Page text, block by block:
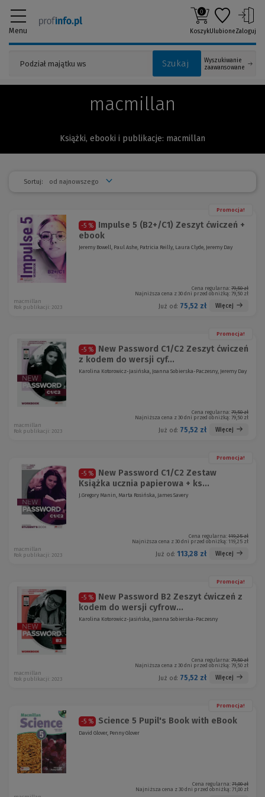
Menu
Szukaj
Wyszukiwanie
zaawansowane
0
KoszykUlubioneZaloguj
macmillan
Książki, ebooki i publikacje: macmillan
Sortuj:
Promocja!
-5 %
Impulse 5 (B2+/C1) Zeszyt ćwiczeń +
ebook
Jeremy Bowell, Paul Ashe, Patricia Reilly, Laura Clyde, Jeremy Day
Cena regularna: 79,50 zł
Najniższa cena z 30 dni przed obniżką: 79,50 zł
Już od: 75,52 zł Więcej
macmillan
Rok publikacji: 2023
Promocja!
-5 %
New Password C1/C2 Zeszyt ćwiczeń
z kodem do wersji cyf...
Karolina Kotorowicz-Jasińska, Joanna Sobierska-Paczesny, Jeremy Day
Cena regularna: 79,50 zł
Najniższa cena z 30 dni przed obniżką: 79,50 zł
Już od: 75,52 zł Więcej
macmillan
Rok publikacji: 2023
Promocja!
-5 %
New Password C1/C2 Zestaw
Książka ucznia papierowa + ks...
J.Gregory Manin, Marta Rosińska, James Savery
Cena regularna: 119,25 zł
Najniższa cena z 30 dni przed obniżką: 119,25 zł
Już od: 113,28 zł Więcej
macmillan
Rok publikacji: 2023
Promocja!
-5 %
New Password B2 Zeszyt ćwiczeń z
kodem do wersji cyfrow...
Karolina Kotorowicz-Jasińska, Joanna Sobierska-Paczesny
Cena regularna: 79,50 zł
Najniższa cena z 30 dni przed obniżką: 79,50 zł
Już od: 75,52 zł Więcej
macmillan
Rok publikacji: 2023
Promocja!
-5 % Science 5 Pupil's Book with eBook
David Glover, Penny Glover
Cena regularna: 71,00 zł
Najniższa cena z 30 dni przed obniżką: 71,00 zł